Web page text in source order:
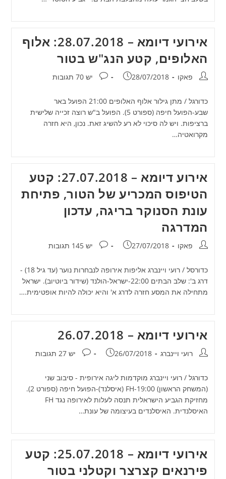
אירועי דיומא – 28.07.2018: אלוף
האלופים, קטע הנג"ש בטור
מחבר:פאקו פורסם:
28/07/2018 תגובות:
יש 70 תגובות
כדורגל / מתן גילור אלוף האלופים 21:00 הפועל באר
שבע-הפועל חיפה (ספורט 5). הפועל ב"ש רוצה זכייה שלישית
ברציפות. ויש לה סיכוי לא רע להשיג זאת. נכון, היא חזרה
מקרואטיה…
אירוע דיומא – 27.07.2018: קטע
הטיפוס המכריע של הטור, פתיחת
עונת הסנוקר בריגה, עדכון
המדרגה
מחבר:פאקו פורסם:
27/07/2018 תגובות:
יש 145 תגובות
כדורסל / רועי ויינברג אליפות אירופה לנבחרות נוער (עד גיל 18) -
דרג ב': שלב הבתים 22:00-ישראל-הולנד (שידור ביוטיוב). ישראל
מתחילה את המסע חזרה לדרג א' והיא יכולה להיות אופטימית.…
אירועי דיומא – 26.07.2018
מחבר:רועי ויינברג פורסם:
26/07/2018 תגובות:
יש 27 תגובות
כדורגל / רועי ויינברג מוקדמות ליגה אירופית - סיבוב שני
(המשחק הראשון) 19:00-FH (איסלנד)-הפועל חיפה (ספורט 2).
מחזיקת הגביע הישראלית תנסה לעלות לאירופה נגד FH
האיסלנדית. האיסלנדים בעיצומה של עונת…
אירועי דיומא – 25.07.2018: קטע
פירנאים קצרצר וקטלני בטור